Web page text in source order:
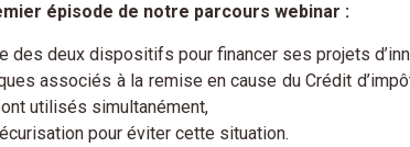
épisode de notre parcours webinar :
des deux dispositifs pour financer ses projets
associés à la remise en cause du Crédit
utilisés simultanément,
pour éviter cette situation.